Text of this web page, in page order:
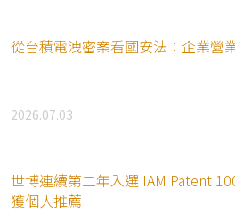
從台積電洩密案看國安法：企業營
2026.07.03
世博連續第二年入選 IAM Patent
獲個人推薦